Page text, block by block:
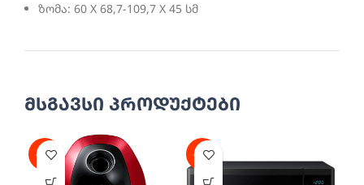
ზომა: 60 X 68,7-109,7 X 45 სმ
მსგავსი პროდუქტები
-30% -25%